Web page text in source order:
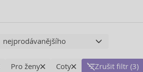
Pro ženy Coty Zrušit filtr (3)